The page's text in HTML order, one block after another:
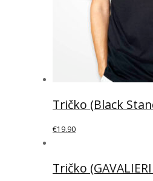
Tričko (Black
€19.90
Tričko